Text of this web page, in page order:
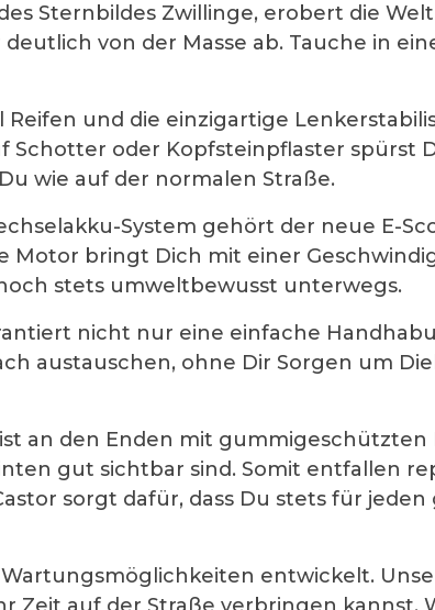
Sternbildes Zwillinge, erobert die
von der Masse ab. Tauche in
und die einzigartige
oder Kopfsteinpflaster spürst
wie auf der normalen Straße.
System gehört der neue E-
Motor bringt Dich mit einer
stets umweltbewusst unterwegs.
nicht nur eine einfache
austauschen, ohne Dir Sorgen um
ist an den Enden mit
gut sichtbar sind. Somit entfallen
sorgt dafür, dass Du stets für
entwickelt.